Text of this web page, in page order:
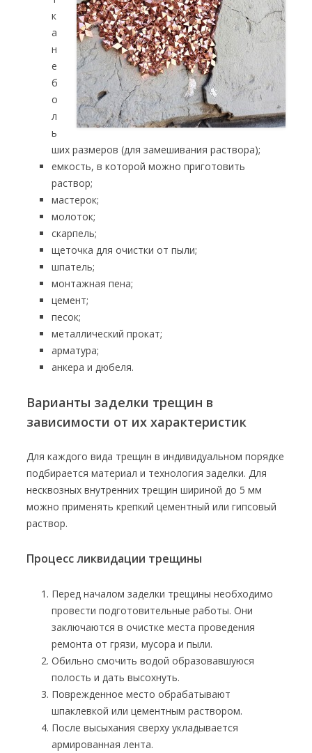
к
а
н
е
б
о
л
ь
ших размеров (для замешивания раствора);
емкость, в которой можно приготовить
раствор;
мастерок;
молоток;
скарпель;
щеточка для очистки от пыли;
шпатель;
монтажная пена;
цемент;
песок;
металлический прокат;
арматура;
анкера и дюбеля.
Варианты заделки трещин в
зависимости от их характеристик
Для каждого вида трещин в индивидуальном порядке
подбирается материал и технология заделки. Для
несквозных внутренних трещин шириной до 5 мм
можно применять крепкий цементный или гипсовый
раствор.
Процесс ликвидации трещины
Перед началом заделки трещины необходимо
провести подготовительные работы. Они
заключаются в очистке места проведения
ремонта от грязи, мусора и пыли.
Обильно смочить водой образовавшуюся
полость и дать высохнуть.
Поврежденное место обрабатывают
шпаклевкой или цементным раствором.
После высыхания сверху укладывается
армированная лента.